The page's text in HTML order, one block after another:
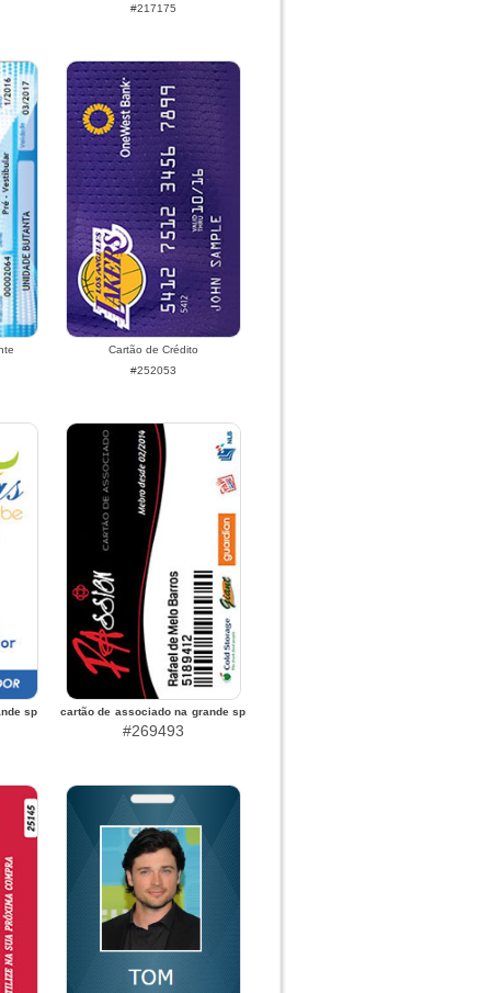
#217175
Cartão de Crédito
#252053
sp cartão de associado na grande sp
#269493